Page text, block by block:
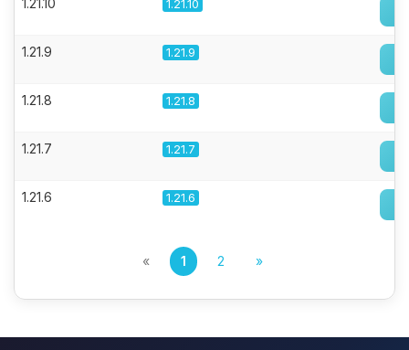
1.21.10 1.21.10
1.21.9 1.21.9
1.21.8 1.21.8
1.21.7 1.21.7
1.21.6 1.21.6
« 1 2 »